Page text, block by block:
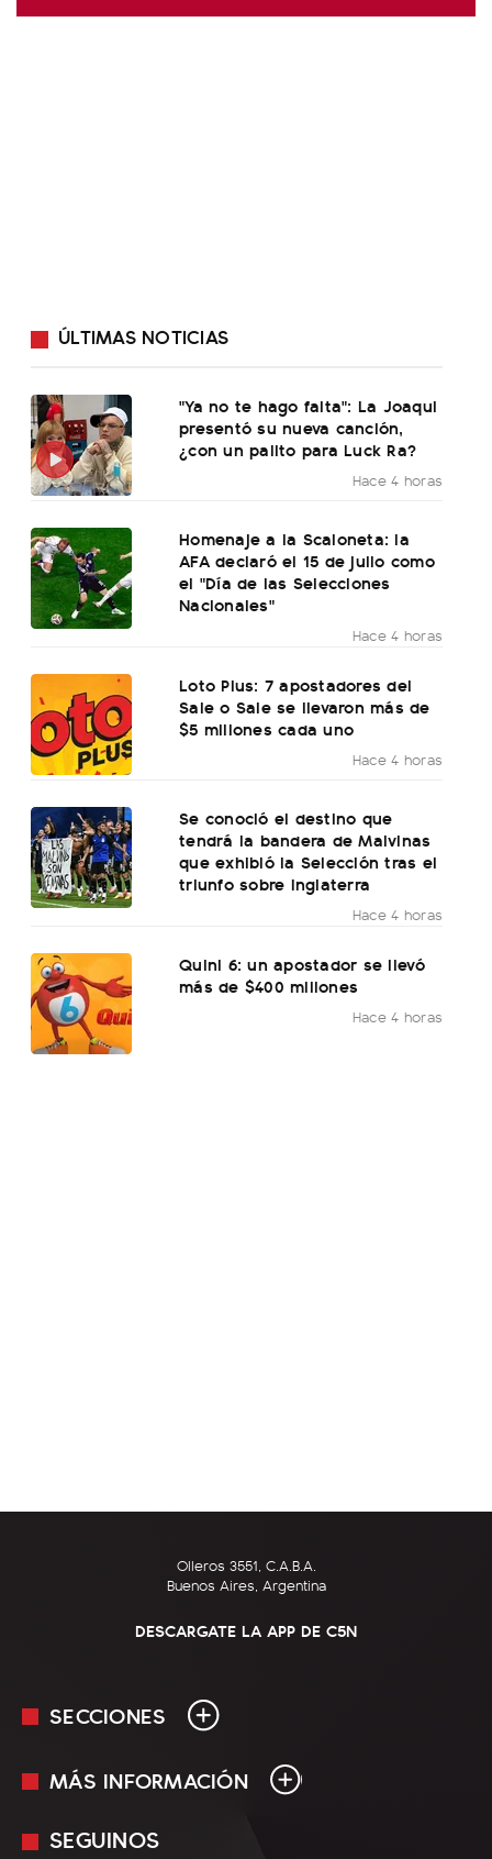
ÚLTIMAS NOTICIAS
"Ya no te hago falta": La Joaqui
presentó su nueva canción,
¿con un palito para Luck Ra?
Hace 4 horas
Homenaje a la Scaloneta: la
AFA declaró el 15 de julio como
el "Día de las Selecciones
Nacionales"
Hace 4 horas
Loto Plus: 7 apostadores del
Sale o Sale se llevaron más de
$5 millones cada uno
Hace 4 horas
Se conoció el destino que
tendrá la bandera de Malvinas
que exhibió la Selección tras el
triunfo sobre Inglaterra
Hace 4 horas
Quini 6: un apostador se llevó
más de $400 millones
Hace 4 horas
Olleros 3551, C.A.B.A.
Buenos Aires, Argentina
DESCARGATE LA APP DE C5N
SECCIONES
En Vivo
MÁS INFORMACIÓN
Mediakit
SEGUINOS